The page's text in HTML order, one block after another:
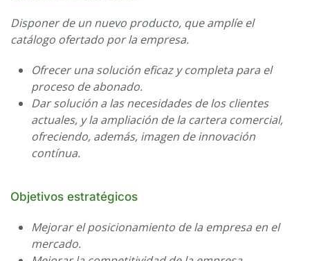
Disponer de un nuevo producto, que amplíe el
catálogo ofertado por la empresa.
Ofrecer una solución eficaz y completa para el
proceso de abonado.
Dar solución a las necesidades de los clientes
actuales, y la ampliación de la cartera comercial,
ofreciendo, además, imagen de innovación
contínua.
Objetivos estratégicos
Mejorar el posicionamiento de la empresa en el
mercado.